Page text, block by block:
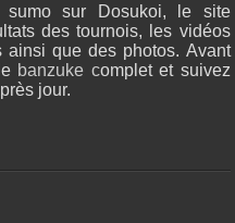
sumo sur Dosukoi, le site
des tournois, les vidéos
ainsi que des photos. Avant
banzuke complet et suivez
jour.